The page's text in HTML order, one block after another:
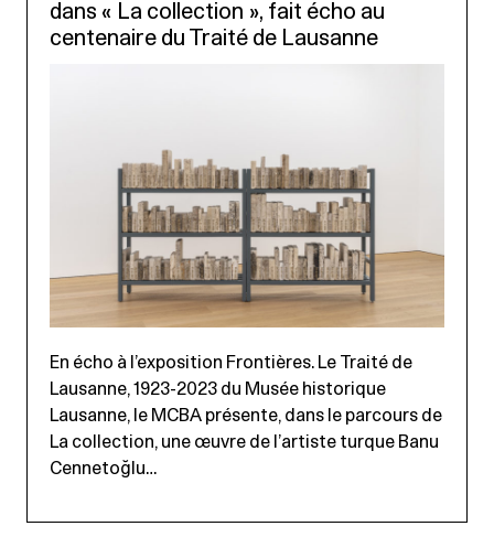
dans « La collection », fait écho au
centenaire du Traité de Lausanne
En écho à l’exposition Frontières. Le Traité de
Lausanne, 1923-2023 du Musée historique
Lausanne, le MCBA présente, dans le parcours de
La collection, une œuvre de l’artiste turque Banu
Cennetoğlu…